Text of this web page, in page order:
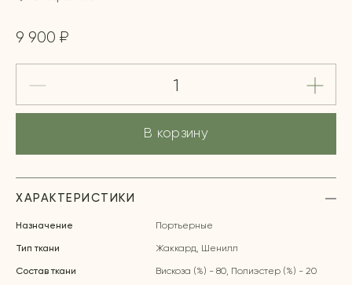
9 900 ₽
В корзину
ХАРАКТЕРИСТИКИ
Назначение Портьерные
Тип ткани Жаккард, Шенилл
Состав ткани Вискоза (%) - 80, Полиэстер (%) - 20